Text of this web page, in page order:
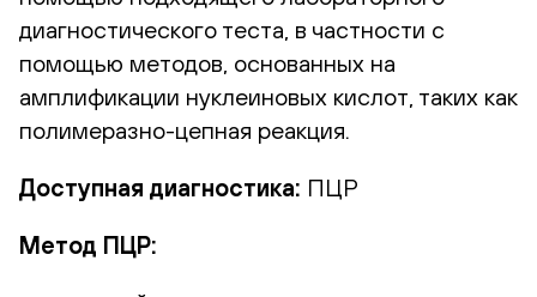
диагностического теста, в частности с
помощью методов, основанных на
амплификации нуклеиновых кислот, таких как
полимеразно-цепная реакция.
Доступная диагностика: ПЦР
Метод ПЦР: